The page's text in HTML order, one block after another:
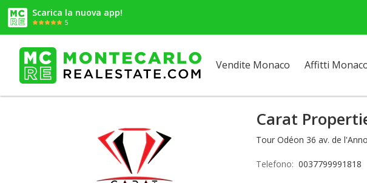
Scarica la nuova app!
5
Vendite Monaco Affitti
Carat
Tour Odéon 36 av. de
Telefono: 0037799991818